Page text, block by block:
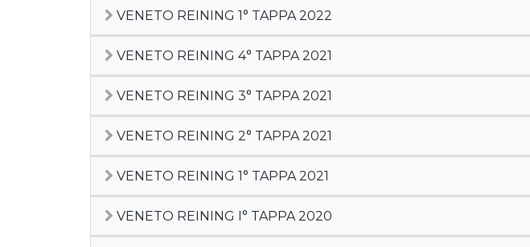
VENETO REINING 1° TAPPA 2022
VENETO REINING 4° TAPPA 2021
VENETO REINING 3° TAPPA 2021
VENETO REINING 2° TAPPA 2021
VENETO REINING 1° TAPPA 2021
VENETO REINING I° TAPPA 2020